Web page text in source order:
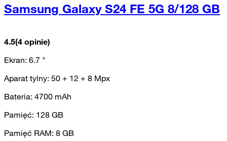
Samsung Galaxy S24 FE 5G 8/128 GB
4.5(4 opinie)
Ekran: 6.7 "
Aparat tylny: 50 + 12 + 8 Mpx
Bateria: 4700 mAh
Pamięć: 128 GB
Pamięć RAM: 8 GB